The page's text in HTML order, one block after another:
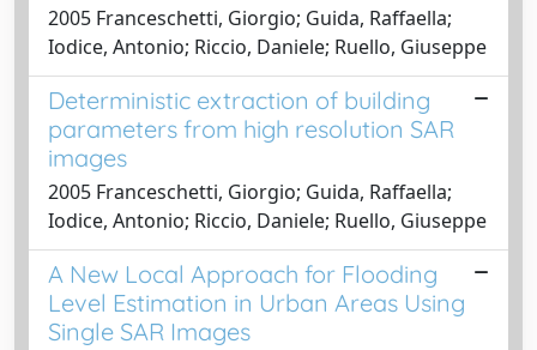
2005 Franceschetti, Giorgio; Guida, Raffaella;
Iodice, Antonio; Riccio, Daniele; Ruello, Giuseppe
Deterministic extraction of building
parameters from high resolution SAR
images
2005 Franceschetti, Giorgio; Guida, Raffaella;
Iodice, Antonio; Riccio, Daniele; Ruello, Giuseppe
A New Local Approach for Flooding
Level Estimation in Urban Areas Using
Single SAR Images